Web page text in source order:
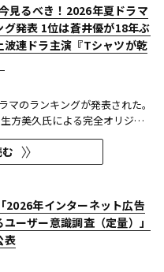
見るべき！2026年夏ドラマ
グ発表 1位は蒼井優が18年ぶ
波連ドラ主演『Tシャツが乾
のランキングが発表された。
方美久氏による完全オリジナ
ドラマの主演を務めた『Tシ
大罪』に続き、2クール...
2026年インターネット広告
ーザー意識調査（定量）」
表